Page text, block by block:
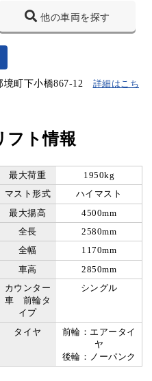
境町下小橋867-12 詳細はこち
フト情報
最大荷重
1950kg
マスト形式
ハイマスト
最大揚高
4500mm
全長
2580mm
全幅
1170mm
車高
2850mm
カウンター
車 前輪タ
イプ
シングル
タイヤ
前輪：エアータイ
ヤ
後輪：ノーパンク
他の車両を探す